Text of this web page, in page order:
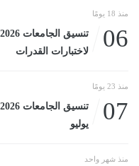
منذ 18 يومًا
06
لاختبارات القدرات
منذ 23 يومًا
07
يوليو
منذ شهر واحد